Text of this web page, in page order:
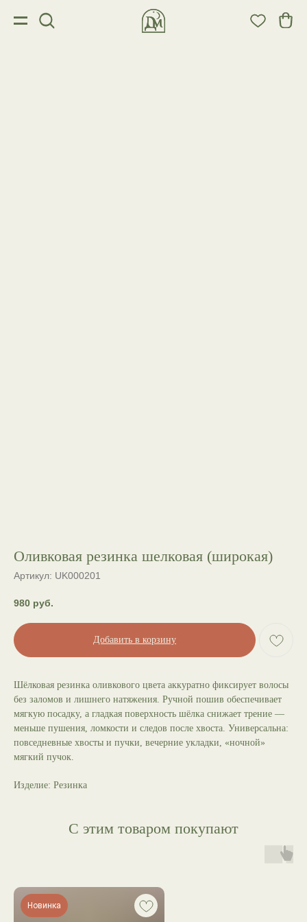
Оливковая резинка шелковая (широкая)
Артикул: UK000201
980 руб.
Добавить в корзину
Шёлковая резинка оливкового цвета аккуратно фиксирует волосы
без заломов и лишнего натяжения. Ручной пошив обеспечивает
мягкую посадку, а гладкая поверхность шёлка снижает трение —
меньше пушения, ломкости и следов после хвоста. Универсальна:
повседневные хвосты и пучки, вечерние укладки, «ночной»
мягкий пучок.
Изделие: Резинка
С этим товаром покупают
Новинка